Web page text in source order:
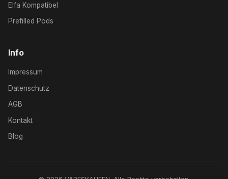
Elfa Kompatibel
Prefilled Pods
Info
Impressum
Datenschutz
AGB
Kontakt
Blog